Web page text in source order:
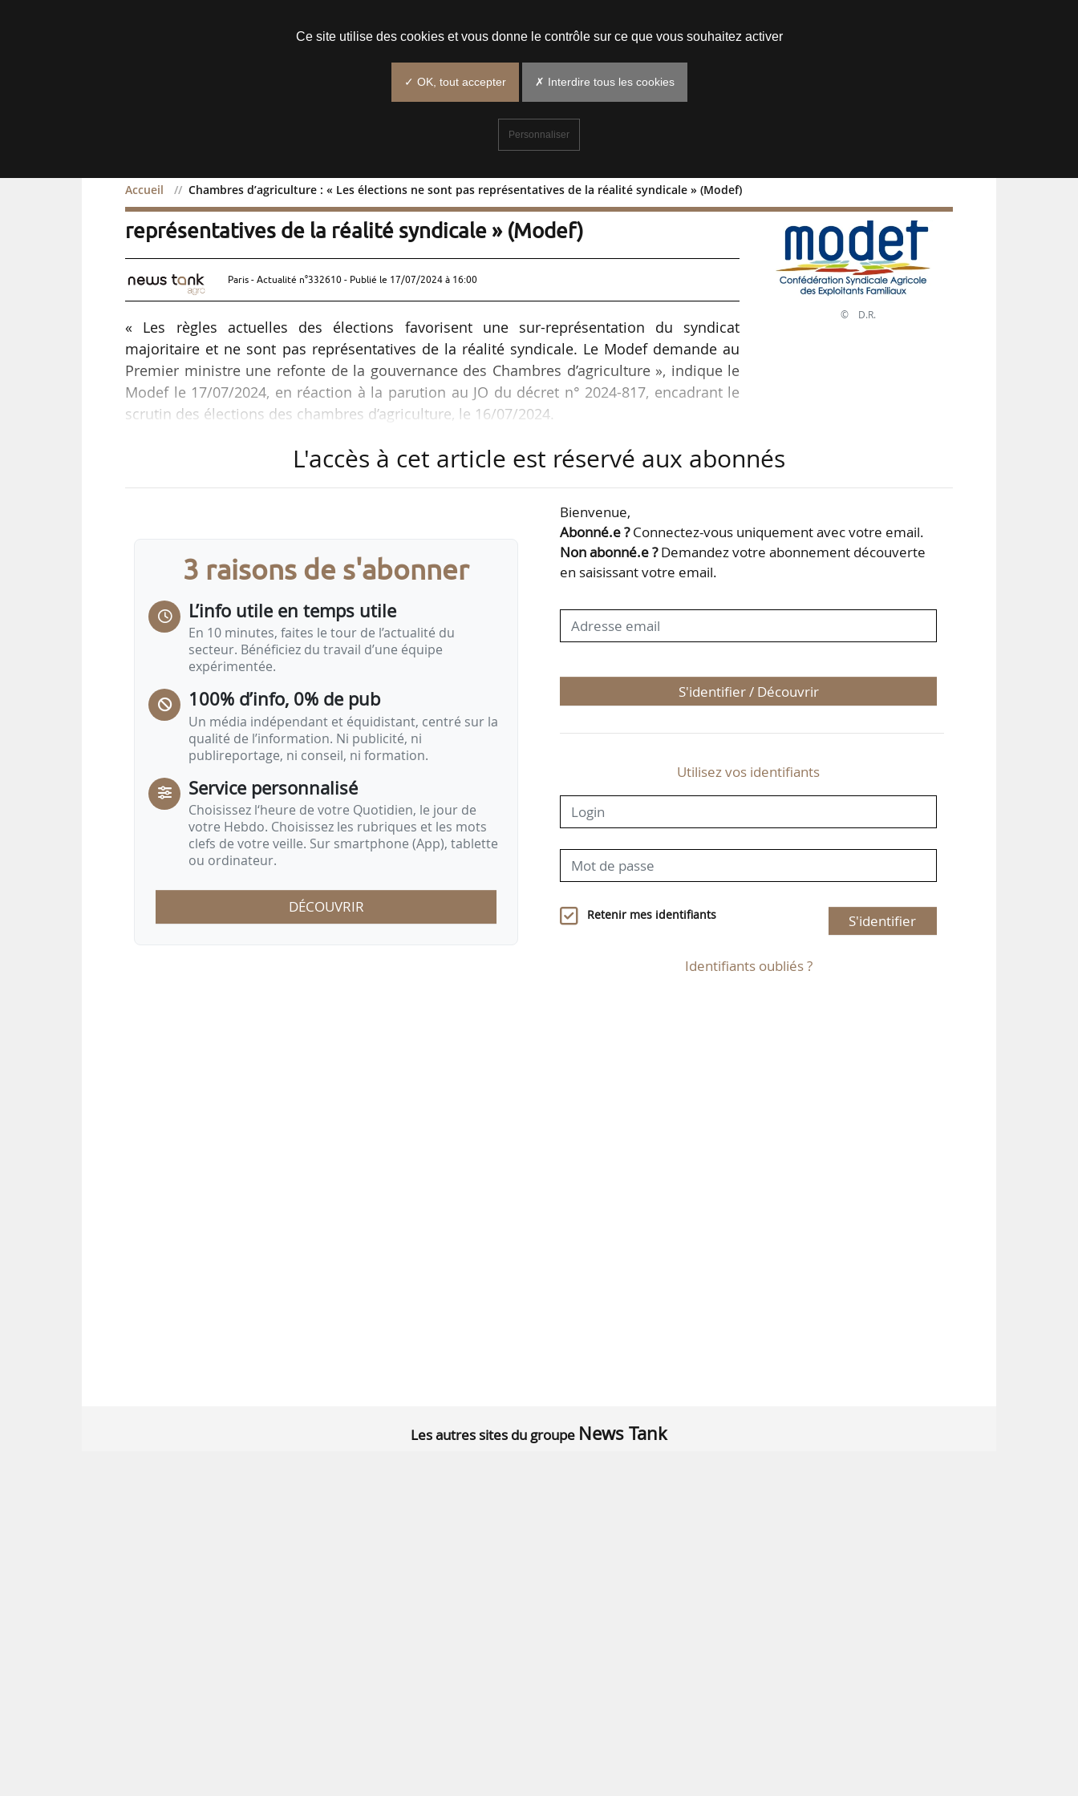
Accueil Chambres d’agriculture : « Les élections ne sont pas représentatives de la réalité syndicale » (Modef)
Chambres d’agriculture : « Les élections ne sont pas
représentatives de la réalité syndicale » (Modef)
Paris - Actualité n°332610 - Publié le 17/07/2024 à 16:00
« Les règles actuelles des élections favorisent une sur-représentation du syndicat
majoritaire et ne sont pas représentatives de la réalité syndicale. Le Modef demande au
Premier ministre une refonte de la gouvernance des Chambres d’agriculture », indique le
Modef le 17/07/2024, en réaction à la parution au JO du décret n° 2024-817, encadrant le
scrutin des élections des chambres d’agriculture, le 16/07/2024.
« La solution que le Modef porte depuis longtemps est de transformer le mode de scrutin
auxquels s’ajoute le reste des sièges réparti proportionnellement entre toutes les listes »,
© D.R.
L'accès à cet article est réservé aux abonnés
3 raisons de s'abonner
L’info utile en temps utile
En 10 minutes, faites le tour de l’actualité du
secteur. Bénéficiez du travail d’une équipe
expérimentée.
100% d’info, 0% de pub
Un média indépendant et équidistant, centré sur la
qualité de l’information. Ni publicité, ni
publireportage, ni conseil, ni formation.
Service personnalisé
Choisissez l‘heure de votre Quotidien, le jour de
votre Hebdo. Choisissez les rubriques et les mots
clefs de votre veille. Sur smartphone (App), tablette
ou ordinateur.
DÉCOUVRIR
Bienvenue,
Abonné.e ?Connectez-vous uniquement avec votre email.
Non abonné.e ?Demandez votre abonnement découverte
en saisissant votre email.
S'identifier / Découvrir
Utilisez vos identifiants
Retenir mes identifiants S'identifier
Identifiants oubliés ?
Les autres sites du groupe News Tank
Ce site utilise des cookies et vous donne le contrôle sur ce que vous souhaitez activer
✓ OK, tout accepter ✗ Interdire tous les cookies
Personnaliser